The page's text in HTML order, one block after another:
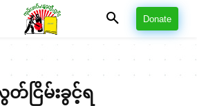
Donate
ငြိမ်းခွင့်ရ